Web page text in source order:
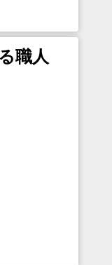
職人